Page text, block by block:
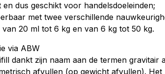
en dus geschikt voor handelsdoeleinden;
met twee verschillende
van 20 ml tot 6 kg en van 6 kg tot 50 kg.
via ABW
dankt zijn naam aan de termen gravitair
afvullen (op gewicht afvullen). Het